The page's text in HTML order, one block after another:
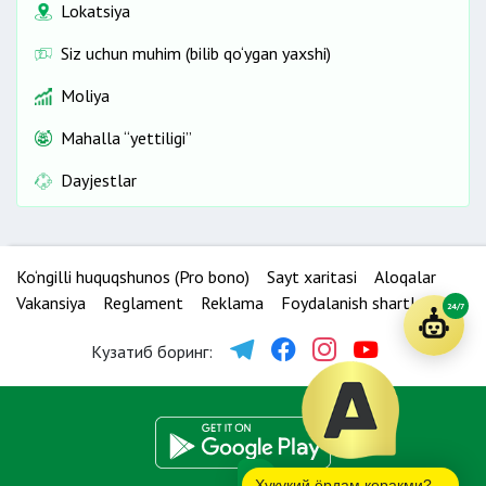
Lokatsiya
Siz uchun muhim (bilib qo‘ygan yaxshi)
Moliya
Mahalla “yettiligi”
Dayjestlar
Ko‘ngilli huquqshunos (Pro bono) Sayt xaritasi
Aloqalar
Vakansiya
Reglament Reklama Foydalanish shartlari
Кузатиб боринг:
24/7